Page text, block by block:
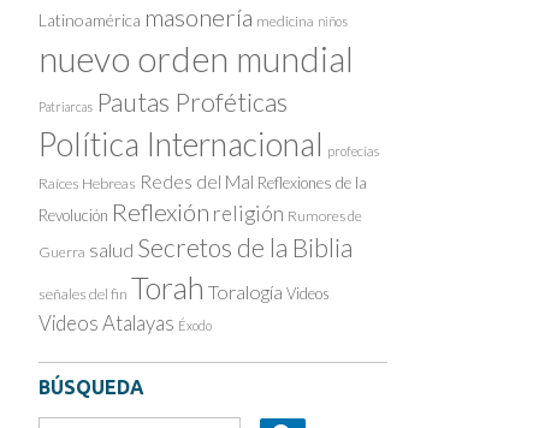
Latinoamérica masonería medicina niños
nuevo orden mundial
Patriarcas Pautas Proféticas
Política Internacional profecías
Raíces Hebreas Redes del Mal Reflexiones de la
Revolución Reflexión religión Rumores de
Guerra salud Secretos de la Biblia
señales del fin Torah Toralogía Videos
Videos Atalayas Éxodo
BÚSQUEDA